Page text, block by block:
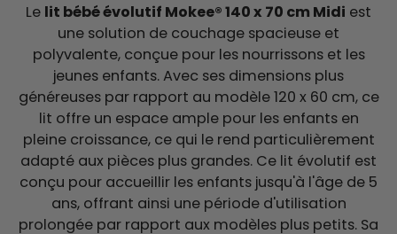
Le lit bébé évolutif Mokee® 140 x 70 cm Midi est
une solution de couchage spacieuse et
polyvalente, conçue pour les nourrissons et les
jeunes enfants. Avec ses dimensions plus
généreuses par rapport au modèle 120 x 60 cm, ce
lit offre un espace ample pour les enfants en
pleine croissance, ce qui le rend particulièrement
adapté aux pièces plus grandes. Ce lit évolutif est
conçu pour accueillir les enfants jusqu'à l'âge de 5
ans, offrant ainsi une période d'utilisation
prolongée par rapport aux modèles plus petits. Sa